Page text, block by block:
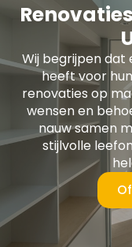
Wij begrijpen dat
heeft voor
renovaties op
wensen en
nauw samen
stijlvolle